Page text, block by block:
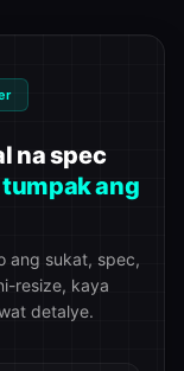
na spec
tumpak ang
ang sukat, spec,
resize, kaya
detalye.